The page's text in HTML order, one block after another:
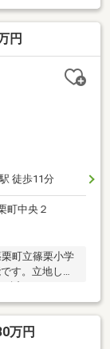
詳細はお問い
・ドラッ
店 徒歩6分(約
ご希望の
の詳細・ご相
円
徒歩11分
町中央２
町立篠栗小学
す。立地して
条件の売地が
せください。
様の不安や疑
万円